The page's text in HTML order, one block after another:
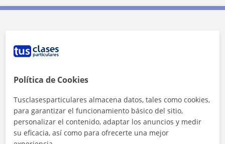
Política de Cookies
Tusclasesparticulares almacena datos, tales como cookies,
para garantizar el funcionamiento básico del sitio,
personalizar el contenido, adaptar los anuncios y medir
su eficacia, así como para ofrecerte una mejor